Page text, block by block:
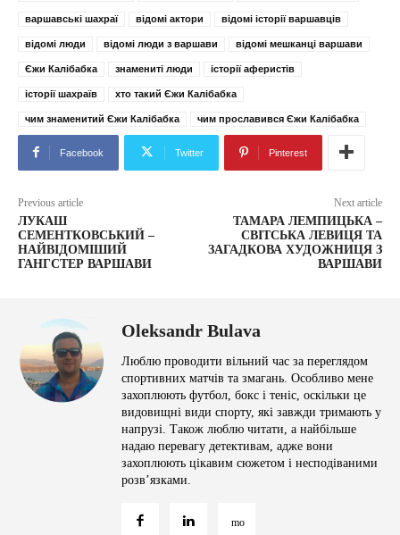
варшавські шахраї відомі актори відомі історії варшавців
відомі люди відомі люди з варшави відомі мешканці варшави
Єжи Калібабка знамениті люди історії аферистів
історії шахраїв хто такий Єжи Калібабка
чим знаменитий Єжи Калібабка чим прославився Єжи Калібабка
Facebook Twitter Pinterest
Previous article
ЛУКАШ
СЕМЕНТКОВСЬКИЙ –
НАЙВІДОМІШИЙ
ГАНГСТЕР ВАРШАВИ
Next article
ТАМАРА ЛЕМПИЦЬКА –
СВІТСЬКА ЛЕВИЦЯ ТА
ЗАГАДКОВА ХУДОЖНИЦЯ З
ВАРШАВИ
Oleksandr Bulava
Люблю проводити вільний час за переглядом
спортивних матчів та змагань. Особливо мене
захоплюють футбол, бокс і теніс, оскільки це
видовищні види спорту, які завжди тримають у
напрузі. Також люблю читати, а найбільше
надаю перевагу детективам, адже вони
захоплюють цікавим сюжетом і несподіваними
розв’язками.